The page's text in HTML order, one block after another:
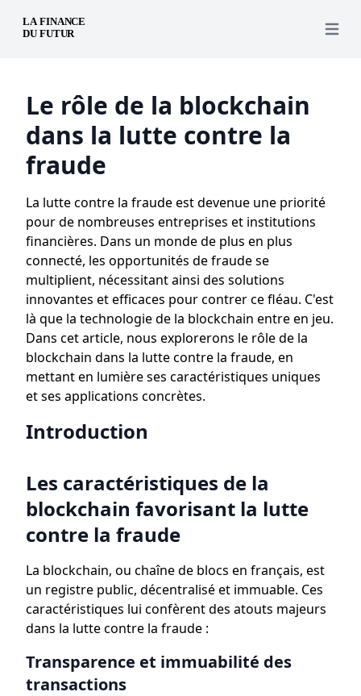
Open
Le rôle de la blockchain
dans la lutte contre la
fraude
La lutte contre la fraude est devenue une priorité
pour de nombreuses entreprises et institutions
financières. Dans un monde de plus en plus
connecté, les opportunités de fraude se
multiplient, nécessitant ainsi des solutions
innovantes et efficaces pour contrer ce fléau. C'est
là que la technologie de la blockchain entre en jeu.
Dans cet article, nous explorerons le rôle de la
blockchain dans la lutte contre la fraude, en
mettant en lumière ses caractéristiques uniques
et ses applications concrètes.
Introduction
Les caractéristiques de la
blockchain favorisant la lutte
contre la fraude
La blockchain, ou chaîne de blocs en français, est
un registre public, décentralisé et immuable. Ces
caractéristiques lui confèrent des atouts majeurs
dans la lutte contre la fraude :
Transparence et immuabilité des
transactions